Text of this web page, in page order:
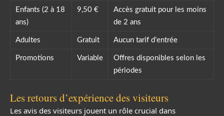
Enfants (2 à 18
ans)
9,50 €
Accès gratuit pour les moins
de 2 ans
Adultes Gratuit Aucun tarif d’entrée
Promotions Variable
Offres disponibles selon les
périodes
Les retours d’expérience des visiteurs
Les avis des visiteurs jouent un rôle crucial dans